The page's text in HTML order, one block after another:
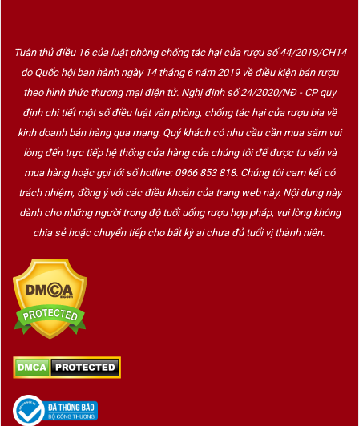
Tuân thủ điều 16 của luật phòng chống tác hại của rượu số 44/2019/CH14
do Quốc hội ban hành ngày 14 tháng 6 năm 2019 về điều kiện bán rượu
theo hình thức thương mại điện tử. Nghị định số 24/2020/NĐ - CP quy
định chi tiết một số điều luật văn phòng, chống tác hại của rượu bia về
kinh doanh bán hàng qua mạng. Quý khách có nhu cầu cần mua sắm vui
lòng đến trực tiếp hệ thống cửa hàng của chúng tôi để được tư vấn và
mua hàng hoặc gọi tới số hotline: 0966 853 818. Chúng tôi cam kết có
trách nhiệm, đồng ý với các điều khoản của trang web này. Nội dung này
dành cho những người trong độ tuổi uống rượu hợp pháp, vui lòng không
chia sẻ hoặc chuyển tiếp cho bất kỳ ai chưa đủ tuổi vị thành niên.